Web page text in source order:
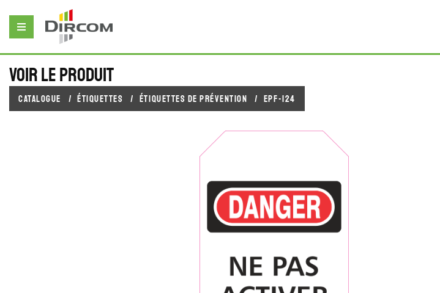
Voir le produit
Catalogue Étiquettes Étiquettes de prévention EPF-124